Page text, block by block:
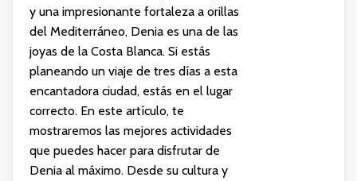
y una impresionante fortaleza a orillas
del Mediterráneo, Denia es una de las
joyas de la Costa Blanca. Si estás
planeando un viaje de tres días a esta
encantadora ciudad, estás en el lugar
correcto. En este artículo, te
mostraremos las mejores actividades
que puedes hacer para disfrutar de
Denia al máximo. Desde su cultura y